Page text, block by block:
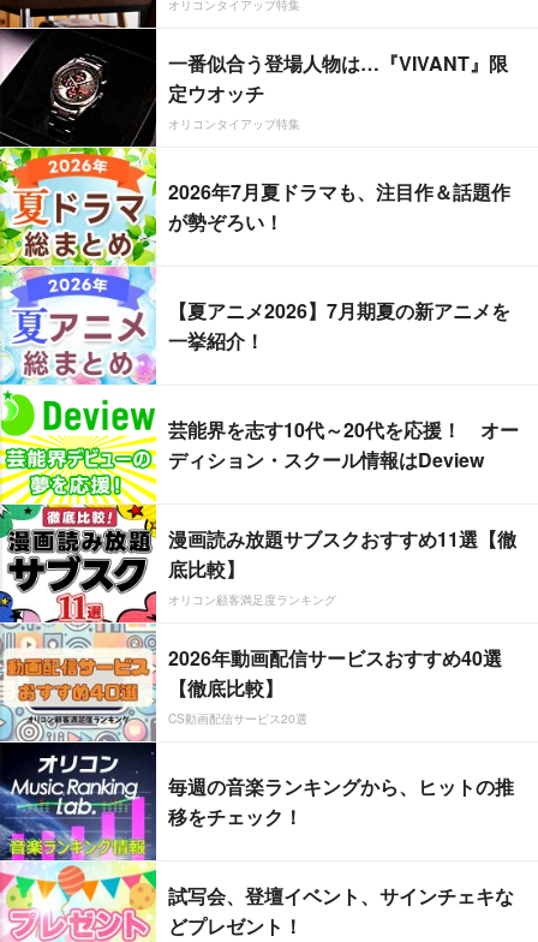
オリコンタイアップ特集
一番似合う登場人物は…『VIVANT』限
定ウオッチ
オリコンタイアップ特集
2026年7月夏ドラマも、注目作＆話題作
が勢ぞろい！
【夏アニメ2026】7月期夏の新アニメを
一挙紹介！
芸能界を志す10代～20代を応援！ オー
ディション・スクール情報はDeview
漫画読み放題サブスクおすすめ11選【徹
底比較】
オリコン顧客満足度ランキング
2026年動画配信サービスおすすめ40選
【徹底比較】
CS動画配信サービス20選
毎週の音楽ランキングから、ヒットの推
移をチェック！
試写会、登壇イベント、サインチェキな
どプレゼント！